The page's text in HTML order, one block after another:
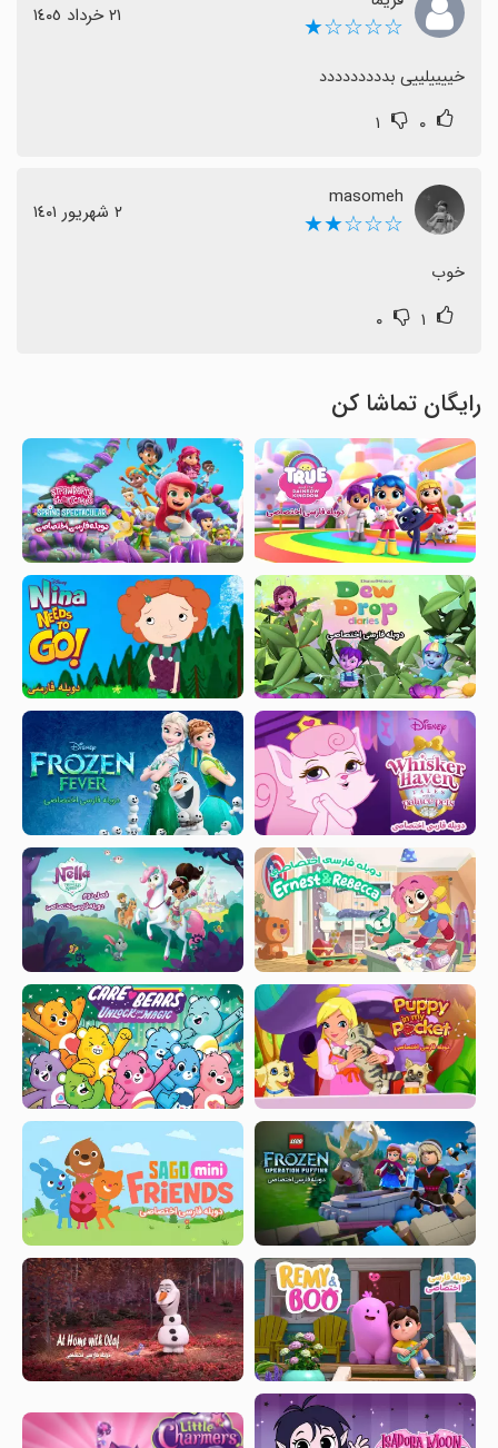
☆☆☆☆★ ٢١ خرداد ١٤٠٥
خییییلییی بددددددددد
۰ ۱
masomeh
☆☆☆★★ ٢ شهریور ١٤٠١
خوب
۱ ۰
رایگان تماشا کن